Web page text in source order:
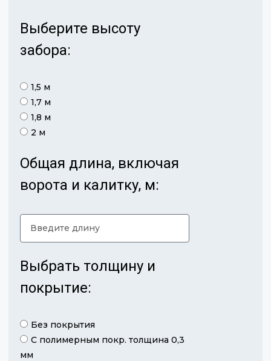
Выберите высоту
забора:
1,5 м
1,7 м
1,8 м
2 м
Общая длина, включая
ворота и калитку, м:
Выбрать толщину и
покрытие:
Без покрытия
С полимерным покр. толщина 0,3
мм